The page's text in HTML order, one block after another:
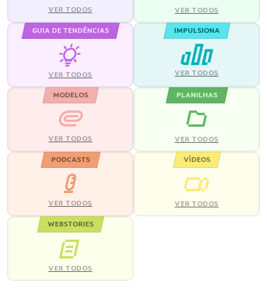
VER TODOS VER TODOS
GUIA DE TENDÊNCIAS
VER TODOS
IMPULSIONA
VER TODOS
MODELOS
VER TODOS
PLANILHAS
VER TODOS
PODCASTS
VER TODOS
VÍDEOS
VER TODOS
WEBSTORIES
VER TODOS